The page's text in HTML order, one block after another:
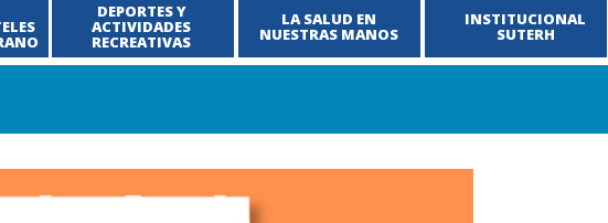
DEPORTES Y
ACTIVIDADES
RECREATIVAS
LA SALUD EN
NUESTRAS MANOS
INSTITUCIONAL
SUTERH